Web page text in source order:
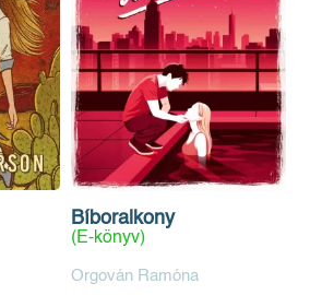
Bíboralkony
(E-könyv)
Orgován Ramóna